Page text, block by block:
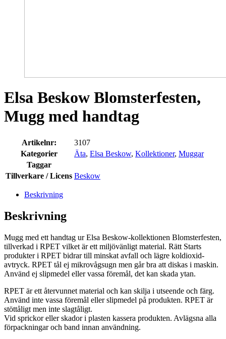
Elsa Beskow Blomsterfesten,
Mugg med handtag
Artikelnr:
3107
Kategorier
Äta, Elsa Beskow, Kollektioner, Muggar
Taggar
Tillverkare / Licens Beskow
Beskrivning
Beskrivning
Mugg med ett handtag ur Elsa Beskow-kollektionen Blomsterfesten,
tillverkad i RPET vilket är ett miljövänligt material. Rätt Starts
produkter i RPET bidrar till minskat avfall och lägre koldioxid-
avtryck. RPET tål ej mikrovågsugn men går bra att diskas i maskin.
Använd ej slipmedel eller vassa föremål, det kan skada ytan.
RPET är ett återvunnet material och kan skilja i utseende och färg.
Använd inte vassa föremål eller slipmedel på produkten. RPET är
stöttåligt men inte slagtåligt.
Vid sprickor eller skador i plasten kassera produkten. Avlägsna alla
förpackningar och band innan användning.